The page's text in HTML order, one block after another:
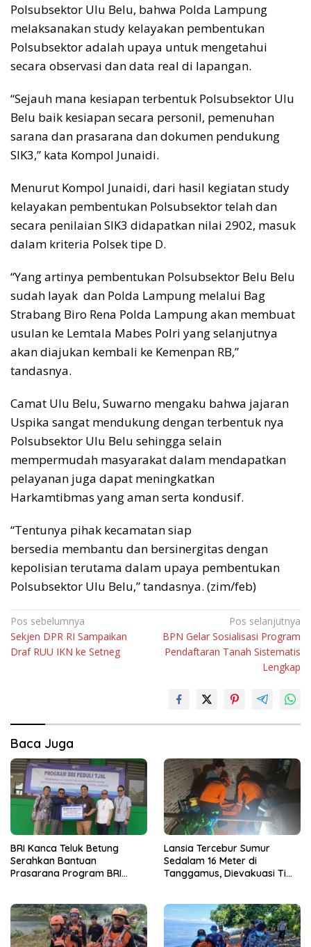
Polsubsektor Ulu Belu, bahwa Polda Lampung
melaksanakan study kelayakan pembentukan
Polsubsektor adalah upaya untuk mengetahui
secara observasi dan data real di lapangan.
“Sejauh mana kesiapan terbentuk Polsubsektor Ulu
Belu baik kesiapan secara personil, pemenuhan
sarana dan prasarana dan dokumen pendukung
SIK3,” kata Kompol Junaidi.
Menurut Kompol Junaidi, dari hasil kegiatan study
kelayakan pembentukan Polsubsektor telah dan
secara penilaian SIK3 didapatkan nilai 2902, masuk
dalam kriteria Polsek tipe D.
“Yang artinya pembentukan Polsubsektor Belu Belu
sudah layak dan Polda Lampung melalui Bag
Strabang Biro Rena Polda Lampung akan membuat
usulan ke Lemtala Mabes Polri yang selanjutnya
akan diajukan kembali ke Kemenpan RB,”
tandasnya.
Camat Ulu Belu, Suwarno mengaku bahwa jajaran
Uspika sangat mendukung dengan terbentuk nya
Polsubsektor Ulu Belu sehingga selain
mempermudah masyarakat dalam mendapatkan
pelayanan juga dapat meningkatkan
Harkamtibmas yang aman serta kondusif.
“Tentunya pihak kecamatan siap
bersedia membantu dan bersinergitas dengan
kepolisian terutama dalam upaya pembentukan
Polsubsektor Ulu Belu,” tandasnya. (zim/feb)
Navigasi
pos
Pos sebelumnya
Sekjen DPR RI Sampaikan
Draf RUU IKN ke Setneg
Pos selanjutnya
BPN Gelar Sosialisasi Program
Pendaftaran Tanah Sistematis
Lengkap
Baca Juga
BRI Kanca Teluk Betung
Serahkan Bantuan
Prasarana Program BRI
LAZDAI
Lansia Tercebur Sumur
Sedalam 16 Meter di
Tanggamus, Dievakuasi Tim